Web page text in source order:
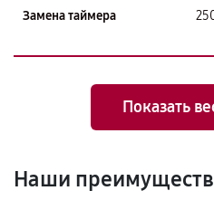
Замена таймера
Показать
Наши